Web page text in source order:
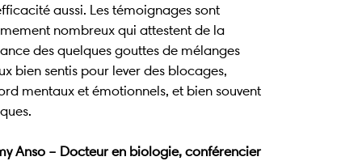
aussi. Les témoignages sont
nombreux qui attestent de la
des quelques gouttes de mélanges
bien sentis pour lever des blocages,
mentaux et émotionnels, et bien souvent
Anso – Docteur en biologie, conférencier